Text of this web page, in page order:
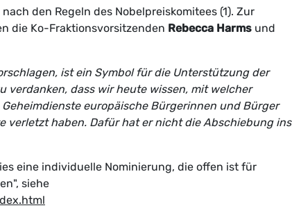
den Regeln des Nobelpreiskomitees (1). Zur
die Ko-Fraktionsvorsitzenden Rebecca Harms und
ist ein Symbol für die Unterstützung der
verdanken, dass wir heute wissen, mit welcher
europäische Bürgerinnen und Bürger
haben. Dafür hat er nicht die Abschiebung ins
eine individuelle Nominierung, die offen ist für
siehe